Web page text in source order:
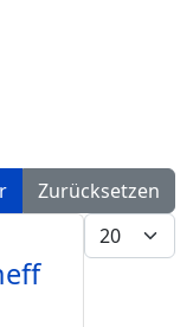
Zurücksetzen
Anzeige #